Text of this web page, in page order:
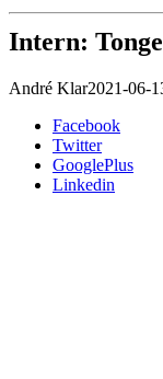
Intern:
André Klar2021-06-
Facebook
Twitter
GooglePlus
Linkedin